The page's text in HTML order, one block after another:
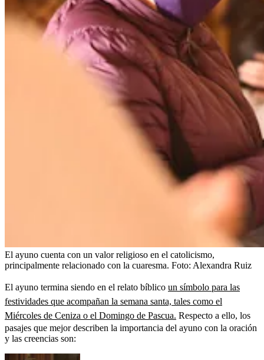
El ayuno cuenta con un valor religioso en el catolicismo,
principalmente relacionado con la cuaresma. Foto: Alexandra Ruiz
El ayuno termina siendo en el relato bíblico un símbolo para las
festividades que acompañan la semana santa, tales como el
Miércoles de Ceniza o el Domingo de Pascua. Respecto a ello, los
pasajes que mejor describen la importancia del ayuno con la oración
y las creencias son: